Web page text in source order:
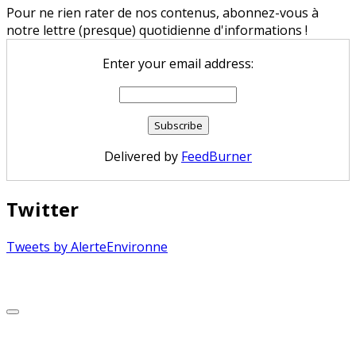
Pour ne rien rater de nos contenus, abonnez-vous à
notre lettre (presque) quotidienne d'informations !
Enter your email address:
Delivered by FeedBurner
Twitter
Tweets by AlerteEnvironne
Scroll